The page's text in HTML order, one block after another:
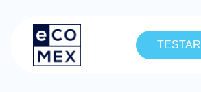
TESTAR